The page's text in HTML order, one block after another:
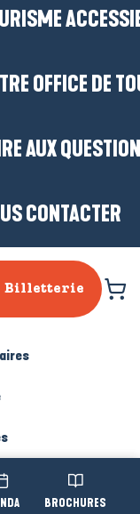
BROCHURES
OFFICE DE
AUX
CONTACTER
Billetterie
nous ?
légales-